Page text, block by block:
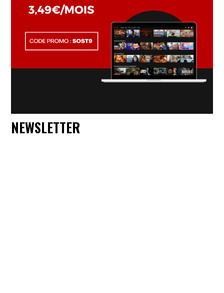
NEWSLETTER